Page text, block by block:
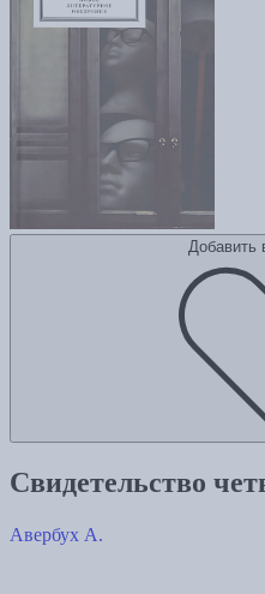
Добавить
Свидетельство
Авербух А.